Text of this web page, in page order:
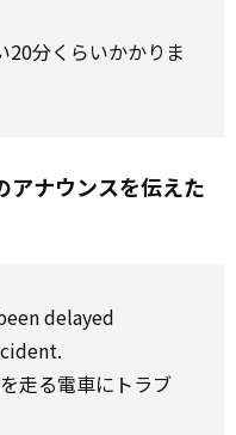
20分くらいかかりま
アナウンスを伝えた
delayed
走る電車にトラブ